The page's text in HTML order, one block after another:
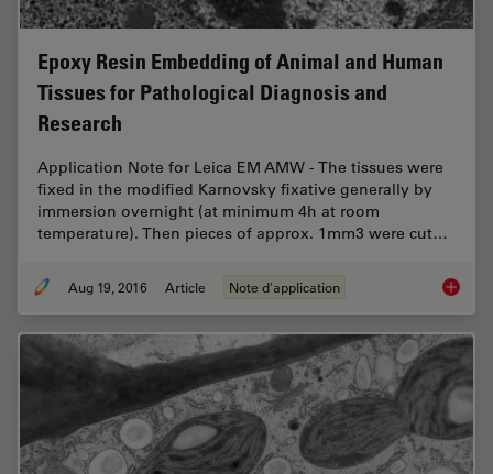
Epoxy Resin Embedding of Animal and Human
Tissues for Pathological Diagnosis and
Research
Application Note for Leica EM AMW - The tissues were
fixed in the modified Karnovsky fixative generally by
immersion overnight (at minimum 4h at room
temperature). Then pieces of approx. 1mm3 were cut…
Aug 19, 2016 Article Note d'application Epoxy